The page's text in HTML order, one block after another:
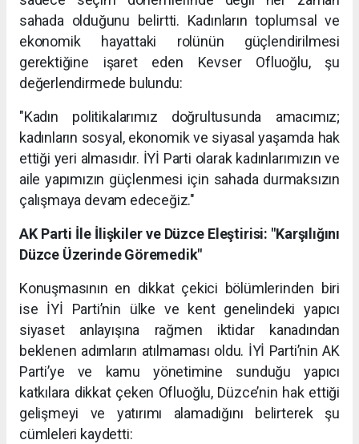
sahada olduğunu belirtti. Kadınların toplumsal ve
ekonomik hayattaki rolünün güçlendirilmesi
gerektiğine işaret eden Kevser Ofluoğlu, şu
değerlendirmede bulundu:
"Kadın politikalarımız doğrultusunda amacımız;
kadınların sosyal, ekonomik ve siyasal yaşamda hak
ettiği yeri almasıdır. İYİ Parti olarak kadınlarımızın ve
aile yapımızın güçlenmesi için sahada durmaksızın
çalışmaya devam edeceğiz."
AK Parti İle İlişkiler ve Düzce Eleştirisi: "Karşılığını
Düzce Üzerinde Göremedik"
Konuşmasının en dikkat çekici bölümlerinden biri
ise İYİ Parti’nin ülke ve kent genelindeki yapıcı
siyaset anlayışına rağmen iktidar kanadından
beklenen adımların atılmaması oldu. İYİ Parti’nin AK
Parti’ye ve kamu yönetimine sunduğu yapıcı
katkılara dikkat çeken Ofluoğlu, Düzce’nin hak ettiği
gelişmeyi ve yatırımı alamadığını belirterek şu
cümleleri kaydetti: